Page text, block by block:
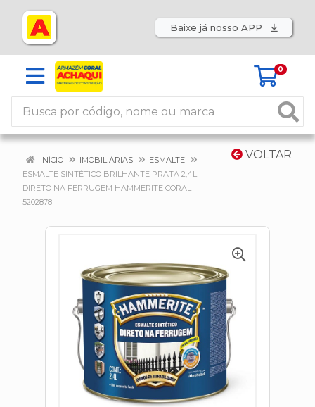
Baixe já nosso APP
0
VOLTAR
INÍCIO IMOBILIÁRIAS
ESMALTE
ESMALTE SINTÉTICO BRILHANTE PRATA 2,4L
DIRETO NA FERRUGEM HAMMERITE CORAL
5202878